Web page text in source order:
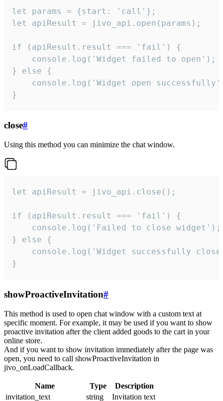
let params = {start: 'call'};
let apiResult = jivo_api.open(params);
if (apiResult.result === 'fail') {
    console.log('Widget failed to open');
} else {
console.log('Widget open
}
close#
Using this method you can minimize the chat window.
let apiResult = jivo_api.close();
if (apiResult.result === 'fail') {
    console.log('Failed to close widget');
} else {
console.log('Widget successfully
}
showProactiveInvitation#
This method is used to open chat window with a custom text at
specific moment. For example, it may be used if you want to show
proactive invitation after the client added goods to the cart in your
online store.
And if you want to show invitation immediately after the page was
open, you need to call showProactiveInvitation in
jivo_onLoadCallback.
Name Type
Description
invitation_text
string
Invitation text